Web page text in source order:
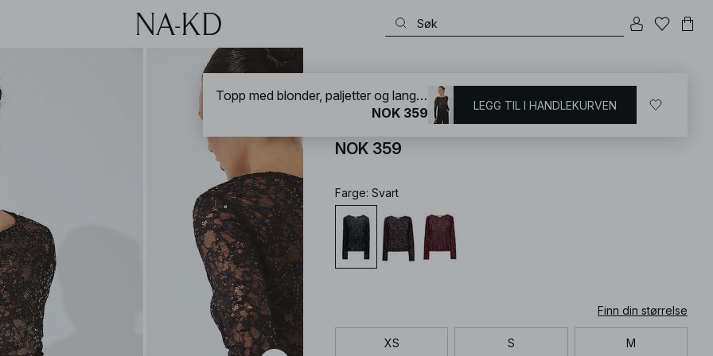
Topp med blonder, paljetter og lange ermer
NOK 359
Farge: Svart
Finn din størrelse
XS S M
Topp med blonder, paljetter og lange ermer
NOK 359
LEGG TIL I HANDLEKURVEN